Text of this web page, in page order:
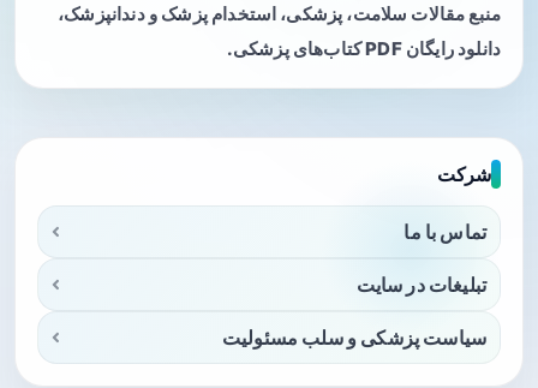
منبع مقالات سلامت، پزشکی، استخدام پزشک و دندانپزشک،
دانلود رایگان PDF کتاب‌های پزشکی.
شرکت
تماس با ما
تبلیغات در سایت
سیاست پزشکی و سلب مسئولیت